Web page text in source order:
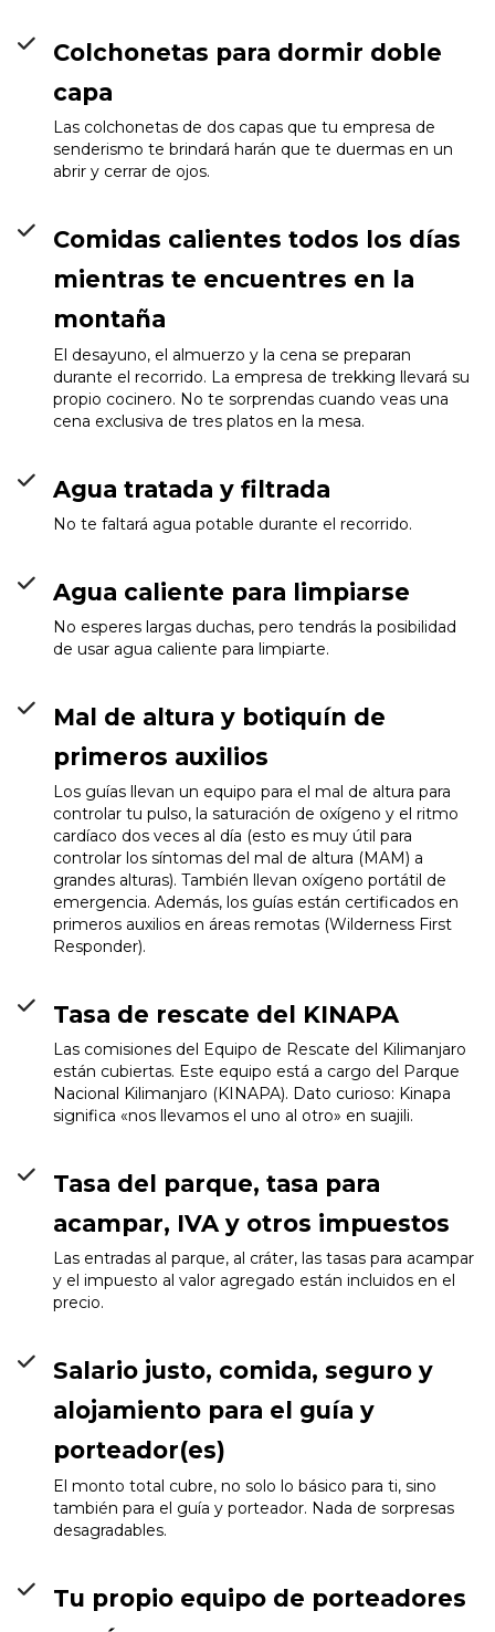
Colchonetas para dormir doble
capa
Las colchonetas de dos capas que tu empresa de
senderismo te brindará harán que te duermas en un
abrir y cerrar de ojos.
Comidas calientes todos los días
mientras te encuentres en la
montaña
El desayuno, el almuerzo y la cena se preparan
durante el recorrido. La empresa de trekking llevará su
propio cocinero. No te sorprendas cuando veas una
cena exclusiva de tres platos en la mesa.
Agua tratada y filtrada
No te faltará agua potable durante el recorrido.
Agua caliente para limpiarse
No esperes largas duchas, pero tendrás la posibilidad
de usar agua caliente para limpiarte.
Mal de altura y botiquín de
primeros auxilios
Los guías llevan un equipo para el mal de altura para
controlar tu pulso, la saturación de oxígeno y el ritmo
cardíaco dos veces al día (esto es muy útil para
controlar los síntomas del mal de altura (MAM) a
grandes alturas). También llevan oxígeno portátil de
emergencia. Además, los guías están certificados en
primeros auxilios en áreas remotas (Wilderness First
Responder).
Tasa de rescate del KINAPA
Las comisiones del Equipo de Rescate del Kilimanjaro
están cubiertas. Este equipo está a cargo del Parque
Nacional Kilimanjaro (KINAPA). Dato curioso: Kinapa
significa «nos llevamos el uno al otro» en suajili.
Tasa del parque, tasa para
acampar, IVA y otros impuestos
Las entradas al parque, al cráter, las tasas para acampar
y el impuesto al valor agregado están incluidos en el
precio.
Salario justo, comida, seguro y
alojamiento para el guía y
porteador(es)
El monto total cubre, no solo lo básico para ti, sino
también para el guía y porteador. Nada de sorpresas
desagradables.
Tu propio equipo de porteadores